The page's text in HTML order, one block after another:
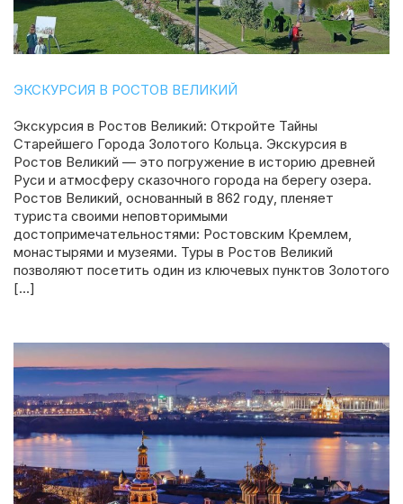
ЭКСКУРСИЯ В РОСТОВ ВЕЛИКИЙ
Экскурсия в Ростов Великий: Откройте Тайны
Старейшего Города Золотого Кольца. Экскурсия в
Ростов Великий — это погружение в историю древней
Руси и атмосферу сказочного города на берегу озера.
Ростов Великий, основанный в 862 году, пленяет
туриста своими неповторимыми
достопримечательностями: Ростовским Кремлем,
монастырями и музеями. Туры в Ростов Великий
позволяют посетить один из ключевых пунктов Золотого
[…]